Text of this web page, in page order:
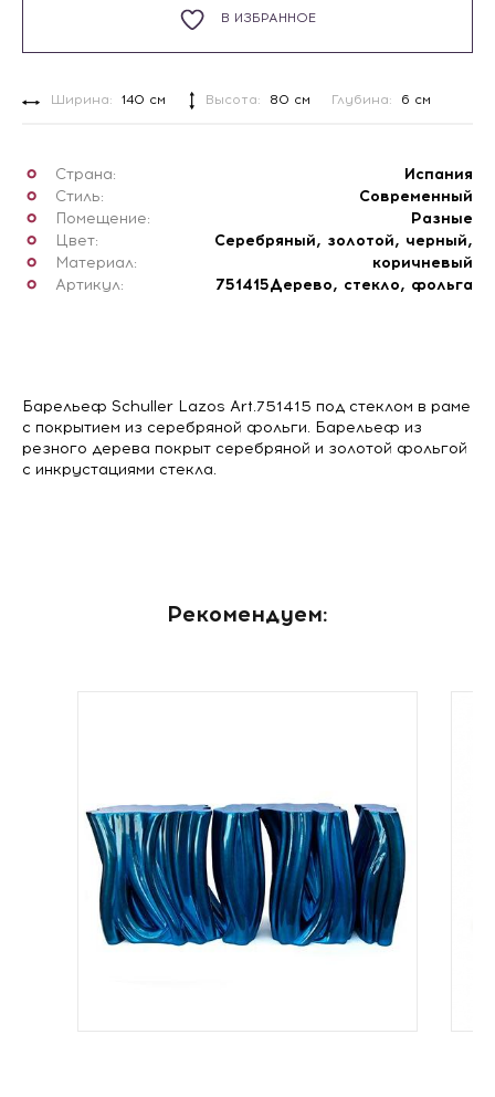
В ИЗБРАННОЕ
Ширина: 140 см Высота: 80 см Глубина: 6 см
Страна:
Испания
Стиль:
Современный
Помещение:
Разные
Цвет:
Серебряный, золотой, черный,
коричневый
Материал:
Дерево, стекло, фольга
Артикул: 751415
Барельеф Schuller Lazos Art.751415 под стеклом в раме
с покрытием из серебряной фольги. Барельеф из
резного дерева покрыт серебряной и золотой фольгой
с инкрустациями стекла.
Рекомендуем: